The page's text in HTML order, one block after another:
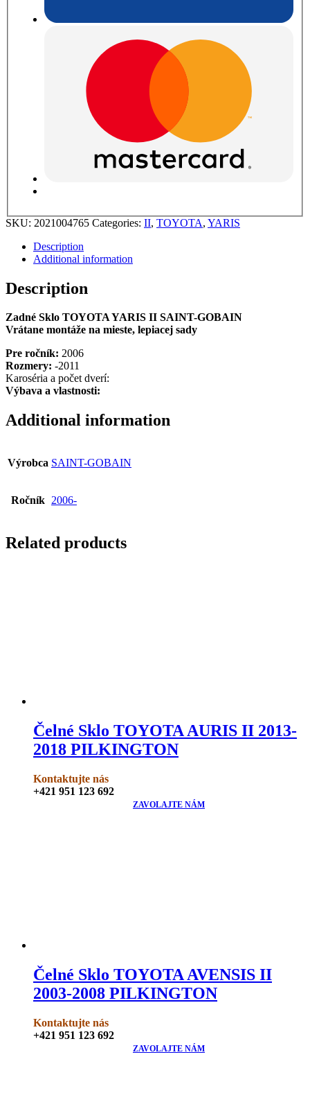
SKU: 2021004765 Categories: II, TOYOTA, YARIS
Description
Additional information
Description
Zadné Sklo TOYOTA YARIS II SAINT-GOBAIN
Vrátane montáže na mieste, lepiacej sady
Pre ročník: 2006
Rozmery: -2011
Karoséria a počet dverí:
Výbava a vlastnosti:
Additional information
Výrobca SAINT-GOBAIN
Ročník 2006-
Related products
Čelné Sklo TOYOTA AURIS II 2013-
2018 PILKINGTON
Kontaktujte nás
+421 951 123 692
ZAVOLAJTE NÁM
Čelné Sklo TOYOTA AVENSIS II
2003-2008 PILKINGTON
Kontaktujte nás
+421 951 123 692
ZAVOLAJTE NÁM